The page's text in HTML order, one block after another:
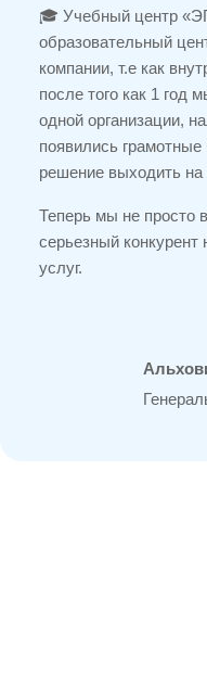
🎓 Учебный центр
образовательный
компании, т.е как
после того как 1 год
одной организации,
появились
решение выходить на
Теперь мы не просто
серьезный
услуг.